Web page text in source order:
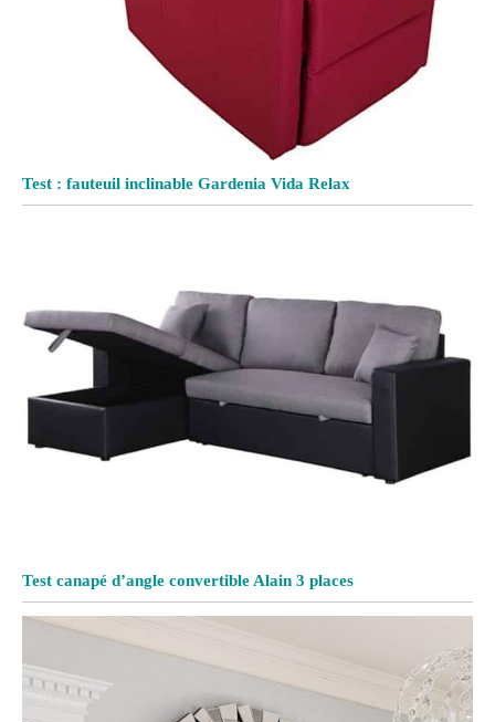
Test : fauteuil inclinable Gardenia Vida Relax
Test canapé d’angle convertible Alain 3 places